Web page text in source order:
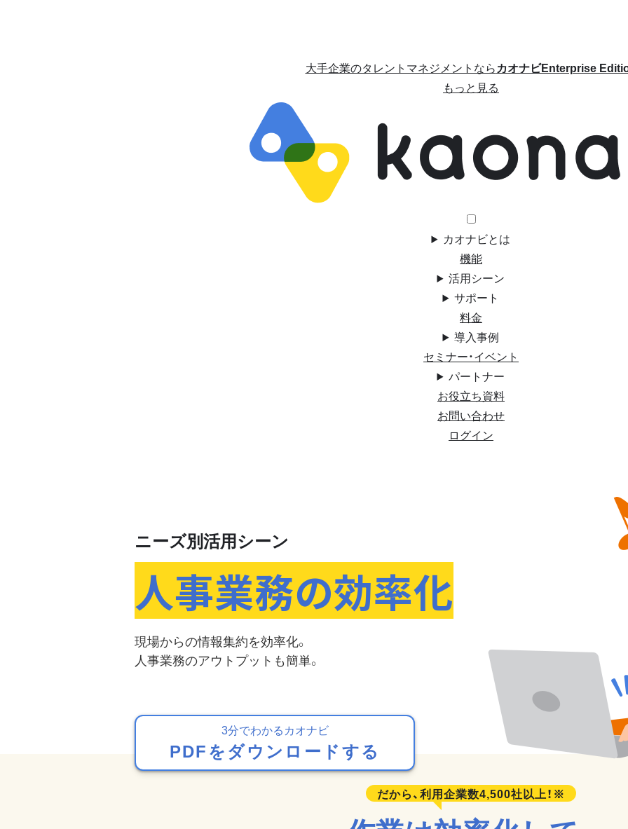
大手企業のタレントマネジメントならカオナビEnterprise
もっと見る
カオナビとは
機能
活用シーン
サポート
料金
導入事例
セミナー・イベント
パートナー
お役立ち資料
お問い合わせ
ログイン
ニーズ別活用シーン
人事業務の効率化
現場からの情報集約を効率化。
⼈事業務のアウトプットも簡単。
3分でわかるカオナビ
PDFをダウンロードする